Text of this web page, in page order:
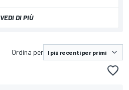
VEDI DI PIÙ
Ordina per